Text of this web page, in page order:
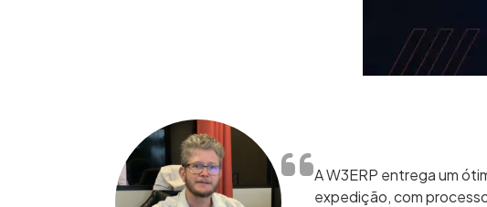
A W3ERP entrega um
expedição, com